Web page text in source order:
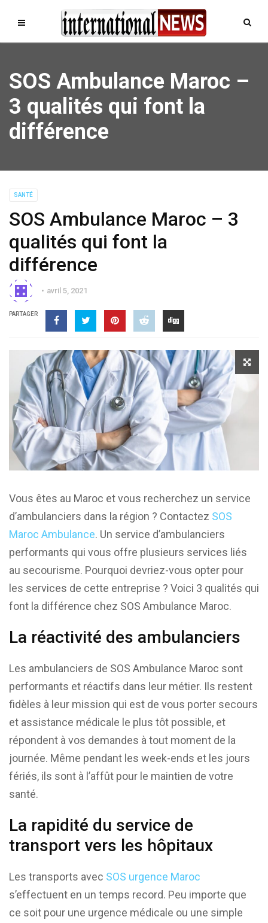
SOS Ambulance Maroc –
3 qualités qui font la
différence
SANTÉ
SOS Ambulance Maroc – 3
qualités qui font la
différence
avril 5, 2021
PARTAGER
Vous êtes au Maroc et vous recherchez un service
d’ambulanciers dans la région ? Contactez SOS
Maroc Ambulance. Un service d’ambulanciers
performants qui vous offre plusieurs services liés
au secourisme. Pourquoi devriez-vous opter pour
les services de cette entreprise ? Voici 3 qualités qui
font la différence chez SOS Ambulance Maroc.
La réactivité des ambulanciers
Les ambulanciers de SOS Ambulance Maroc sont
performants et réactifs dans leur métier. Ils restent
fidèles à leur mission qui est de vous porter secours
et assistance médicale le plus tôt possible, et
répondent à vos demandes à tout moment de la
journée. Même pendant les week-ends et les jours
fériés, ils sont à l’affût pour le maintien de votre
santé.
La rapidité du service de
transport vers les hôpitaux
Les transports avec SOS urgence Maroc
s’effectuent en un temps record. Peu importe que
ce soit pour une urgence médicale ou une simple